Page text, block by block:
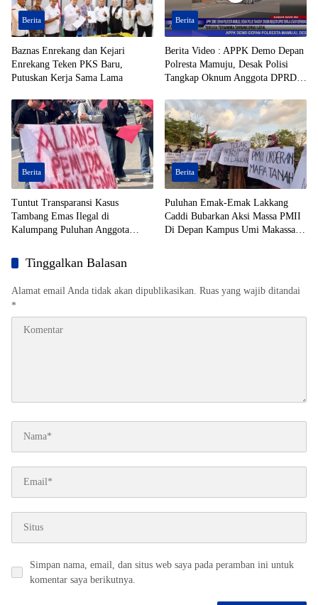
Berita
Baznas Enrekang dan Kejari
Enrekang Teken PKS Baru,
Putuskan Kerja Sama Lama
Berita
Berita Video : APPK Demo Depan
Polresta Mamuju, Desak Polisi
Tangkap Oknum Anggota DPRD
Tersangka Tambang Emas Ilegal
Berita
Tuntut Transparansi Kasus
Tambang Emas Ilegal di
Kalumpang Puluhan Anggota
Berita
Puluhan Emak-Emak Lakkang
Caddi Bubarkan Aksi Massa PMII
Di Depan Kampus Umi Makassar
Tinggalkan Balasan
Alamat email Anda tidak akan dipublikasikan. Ruas yang wajib ditandai
*
Simpan nama, email, dan situs web saya pada peramban ini untuk
komentar saya berikutnya.